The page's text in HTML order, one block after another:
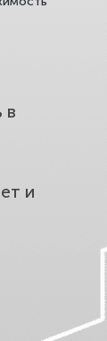
в
и